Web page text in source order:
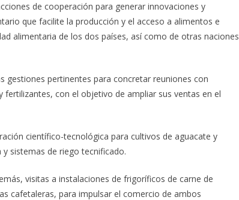
de cooperación para generar innovaciones y
que facilite la producción y el acceso a alimentos e
alimentaria de los dos países, así como de otras naciones
gestiones pertinentes para concretar reuniones con
con el objetivo de ampliar sus ventas en el
científico-tecnológica para cultivos de aguacate y
sistemas de riego tecnificado.
visitas a instalaciones de frigoríficos de carne de
cafetaleras, para impulsar el comercio de ambos